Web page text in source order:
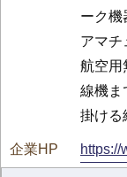
ーク機
アマチ
航空用
線機ま
掛ける
https://